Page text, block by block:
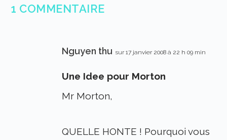
1 COMMENTAIRE
Nguyen thu sur 17 janvier 2008 à 22 h 09 min
Une Idee pour Morton
Mr Morton,
QUELLE HONTE ! Pourquoi vous